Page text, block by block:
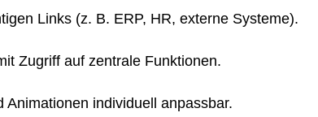
Links (z. B. ERP, HR, externe Systeme).
Zugriff auf zentrale Funktionen.
Animationen individuell anpassbar.